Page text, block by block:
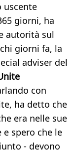
uscente
giorni, ha
autorità sul
giorni fa, la
adviser del
con
ha detto che
era nelle sue
e spero che le
- devono